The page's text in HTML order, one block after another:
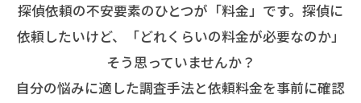
探偵依頼の不安要素のひとつが「料金」です。探偵に
依頼したいけど、「どれくらいの料金が必要なのか」
そう思っていませんか？
自分の悩みに適した調査手法と依頼料金を事前に確認